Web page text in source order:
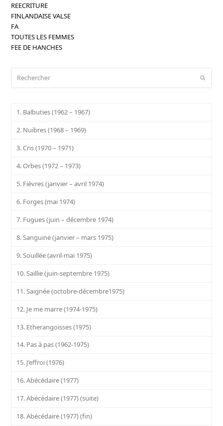
REECRITURE
FINLANDAISE VALSE
FA
TOUTES LES FEMMES
FEE DE HANCHES
1. Balbuties (1962 – 1967)
2. Nuibres (1968 – 1969)
3. Cris (1970 – 1971)
4. Orbes (1972 – 1973)
5. Fièvres (janvier – avril 1974)
6. Forges (mai 1974)
7. Fugues (juin – décembre 1974)
8. Sanguine (janvier – mars 1975)
9. Souillée (avril-mai 1975)
10. Saillie (juin-septembre 1975)
11. Saignée (octobre-décembre1975)
12. Je me marre (1974-1975)
13. Etherangoisses (1975)
14. Pas à pas (1962-1975)
15. J’effroi (1976)
16. Abécédaire (1977)
17. Abécédaire (1977) (suite)
18. Abécédaire (1977) (fin)